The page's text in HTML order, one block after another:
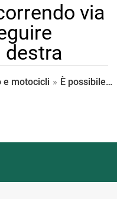
via
destra
e motocicli » È possibile, percorrendo via C. Battisti, proseguire diritto o girare a destra